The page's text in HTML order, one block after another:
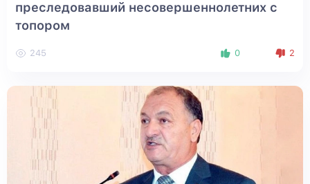
преследовавший несовершеннолетних с
топором
245 0 2